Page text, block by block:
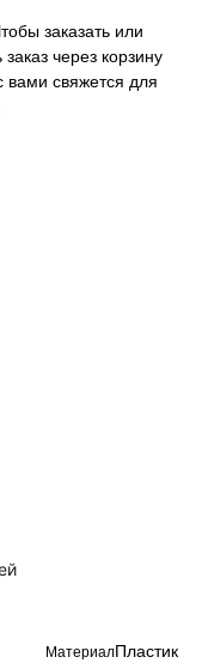
заказать или
через корзину
вами свяжется для
МатериалПластик